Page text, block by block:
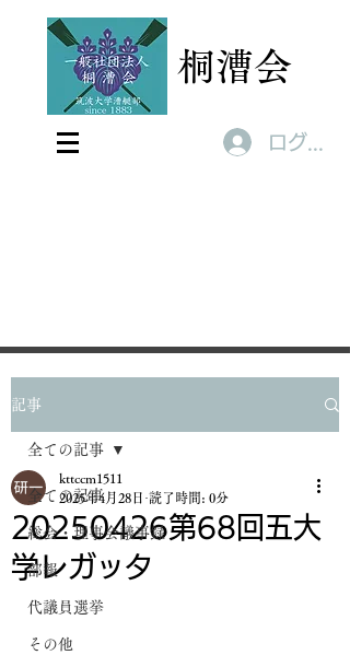
桐漕会
ログイン
記事
全ての記事
総会・理事会議事録
部報
代議員選挙
その他
全ての記事
20250426第68回五大
学レガッタ
kttccm1511
2025年4月28日 読了時間: 0分